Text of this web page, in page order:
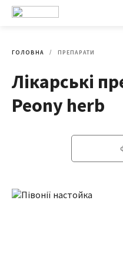
ГОЛОВНА ПРЕПАРАТИ
Лікарські
Peony herb